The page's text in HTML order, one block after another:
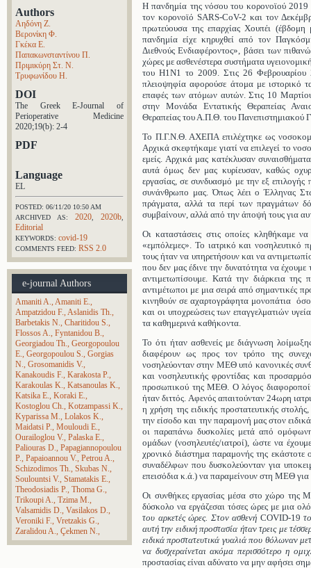
Authors
Αηδόνη Ζ.
Βερονίκη Φ.
Γκέκα Ε.
Παπακωνσταντίνου Π.
Πριμικύρη Στ. N.
Τρυφωνίδου Η.
DOI
The Greek E-Journal of
Perioperative Medicine
2020;19(b): 2-4
PDF
Language
EL
POSTED: 06/11/20 10:50 AM
ARCHIVED AS: 2020 2020b
Editorial
KEYWORDS: covid-19
COMMENTS FEED: RSS 2.0
e-journal Authors
Amaniti A. Amaniti E.
Ampatzidou F. Aslanidis Th.
Barbetakis N. Charitidou S.
Flossos A. Fyntanidou B.
Georgiadou Th. Georgopoulou
E. Georgopoulou S. Gorgias
N. Grosomanidis V.
Kanakoudis F. Karakosta P.
Karakoulas K. Katsanoulas K.
Katsika E. Koraki E.
Kostoglou Ch. Kotzampassi K.
Kyparissa M. Lolakos K.
Maidatsi P. Mouloudi E.
Ourailoglou V. Palaska E.
Paliouras D. Papagiannopoulou
P. Papaioannou V. Petrou A.
Schizodimos Th. Skubas N.
Soulountsi V. Stamatakis E.
Theodosiadis P. Thoma G.
Trikoupi A. Tzima M.
Valsamidis D. Vasilakos D.
Veroniki F. Vretzakis G.
Zaralidou A. Çekmen N.
Η πανδημία της νόσου του κορονοϊού
τον κορονοϊό SARS-CoV-2 και τον
πρωτεύουσα της επαρχίας Χουπέι
πανδημία είχε κηρυχθεί από τον
Διεθνούς Ενδιαφέροντος», βάσει των
χώρες με ασθενέστερα συστήματα
του H1N1 το 2009. Στις 26
πλειοψηφία αφορούσε άτομα με ιστορικό
επαφές των ατόμων αυτών. Στις 10
στην Μονάδα Εντατικής Θεραπείας
Θεραπείας του Α.Π.Θ. του
Το Π.Γ.Ν.Θ. ΑΧΕΠΑ επιλέχτηκε ως
Αρχικά σκεφτήκαμε γιατί να επιλεγεί το
εμείς. Αρχικά μας κατέκλυσαν
αυτά όμως δεν μας κυρίευσαν, καθώς
εργασίας, σε συνδυασμό με την εξ
συνάνθρωπο μας. Όπως λέει ο Έλληνας
πράγματα, αλλά τα περί των πραγμάτων
συμβαίνουν, αλλά από την άποψή τους για
Οι καταστάσεις στις οποίες κληθήκαμε να
«εμπόλεμες». Το ιατρικό και
τους ήταν να υπηρετήσουν και να
που δεν μας έδινε την δυνατότητα να
αντιμετωπίσουμε. Κατά την διάρκεια της
αντιμέτωποι με μια σειρά από σημαντικές
κινηθούν σε αχαρτογράφητα μονοπάτια
και οι υποχρεώσεις των επαγγελματιών
τα καθημερινά καθήκοντα.
Το ότι ήταν ασθενείς με διάγνωση
διαφέρουν ως προς τον τρόπο της
νοσηλεύονταν στην ΜΕΘ υπό κανονικές
και νοσηλευτικής φροντίδας και
προσωπικού της ΜΕΘ. Ο λόγος
ήταν διττός. Αφενός απαιτούνταν 24ωρη
η χρήση της ειδικής προστατευτικής
την είσοδο και την παραμονή μας στον
οι παραπάνω δυσκολίες μετά από
ομάδων (νοσηλευτές/ιατροί), ώστε να
χρονικό διάστημα παραμονής της
συναδέλφων που δυσκολεύονταν για
επεισόδια κ.ά.) να παραμείνουν στη ΜΕΘ για
Οι συνθήκες εργασίας μέσα στο χώρο της
δύσκολο να εργάζεσαι τόσες ώρες με μια
του αρκετές ώρες. Στον ασθενή COVID-19
αυτή την ειδική προστασία ήταν τρεις με
ειδικά προστατευτικά γυαλιά που θόλωναν
να δυσχεραίνεται ακόμα περισσότερο η
προστασίας είναι αδύνατο να μην αφήσει